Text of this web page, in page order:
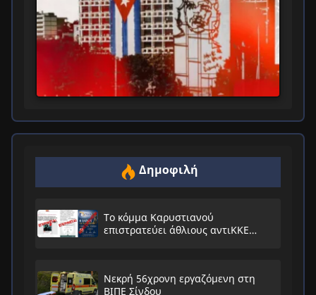
Δημοφιλή
Το κόμμα Καρυστιανού
επιστρατεύει άθλιους αντιΚΚΕ
Νεκρή 56χρονη εργαζόμενη στη
ΒΙΠΕ Σίνδου